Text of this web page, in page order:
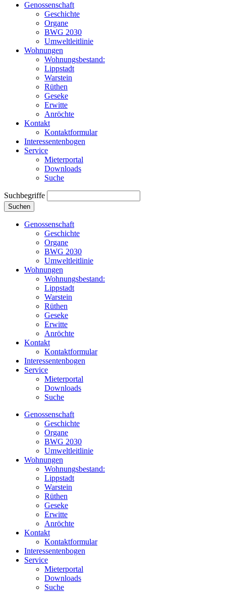
Genossenschaft
Geschichte
Organe
BWG 2030
Umweltleitlinie
Wohnungen
Wohnungsbestand:
Lippstadt
Warstein
Rüthen
Geseke
Erwitte
Anröchte
Kontakt
Kontaktformular
Interessentenbogen
Service
Mieterportal
Downloads
Suche
Suchbegriffe
Suchen
Genossenschaft
Geschichte
Organe
BWG 2030
Umweltleitlinie
Wohnungen
Wohnungsbestand:
Lippstadt
Warstein
Rüthen
Geseke
Erwitte
Anröchte
Kontakt
Kontaktformular
Interessentenbogen
Service
Mieterportal
Downloads
Suche
Genossenschaft
Geschichte
Organe
BWG 2030
Umweltleitlinie
Wohnungen
Wohnungsbestand:
Lippstadt
Warstein
Rüthen
Geseke
Erwitte
Anröchte
Kontakt
Kontaktformular
Interessentenbogen
Service
Mieterportal
Downloads
Suche